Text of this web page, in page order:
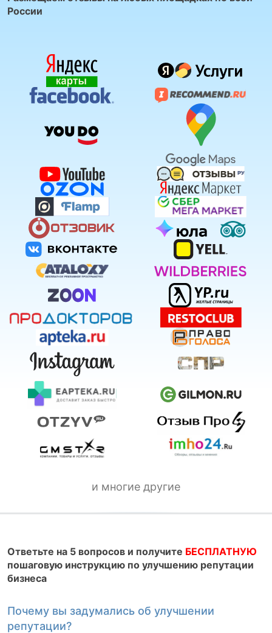
России
и многие другие
Ответьте на 5 вопросов и получите БЕСПЛАТНУЮ
пошаговую инструкцию по улучшению репутации
бизнеса
Почему вы задумались об улучшении
репутации?